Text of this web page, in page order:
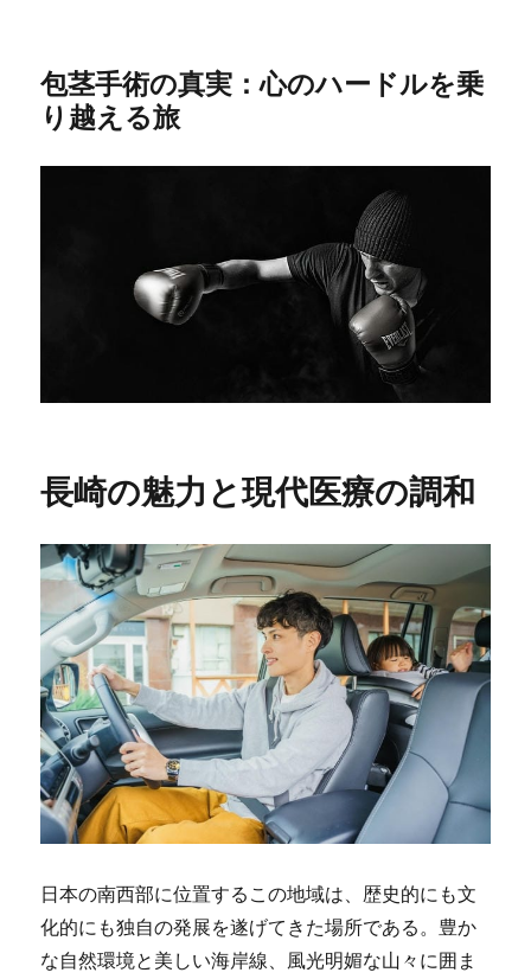
包茎手術の真実：心のハードルを乗
り越える旅
長崎の魅力と現代医療の調和
日本の南西部に位置するこの地域は、歴史的にも文
化的にも独自の発展を遂げてきた場所である。 豊か
な自然環境と美しい海岸線、風光明媚な山々に囲ま